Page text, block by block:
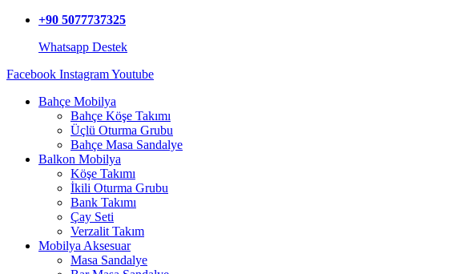
+90 5077737325
Whatsapp Destek
Facebook InstagramYoutube
Bahçe Mobilya
Bahçe Köşe Takımı
Üçlü Oturma Grubu
Bahçe Masa Sandalye
Balkon Mobilya
Köşe Takımı
İkili Oturma Grubu
Bank Takımı
Çay Seti
Verzalit Takım
Mobilya Aksesuar
Masa Sandalye